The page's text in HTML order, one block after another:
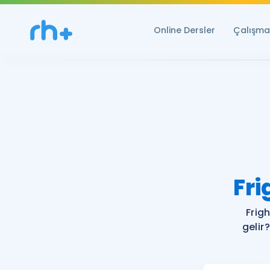
Online Dersler